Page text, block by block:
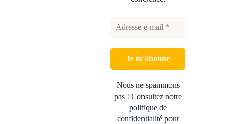
Nous ne spammons
pas ! Consultez notre
politique de
confidentialitépour